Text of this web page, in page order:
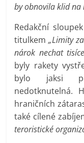
by obnovila klid na
Redakční
titulkem„Limity
nárok nechat
byly rakety
bylo jaksi
nedotknutelná.
hraničních
také cílené
teroristické